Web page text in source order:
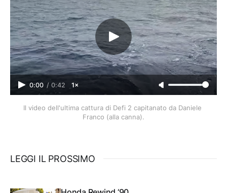
0:00 / 0:42 1×
Il video dell'ultima cattura di Defi 2 capitanato da Daniele
Franco (alla canna).
LEGGI IL PROSSIMO